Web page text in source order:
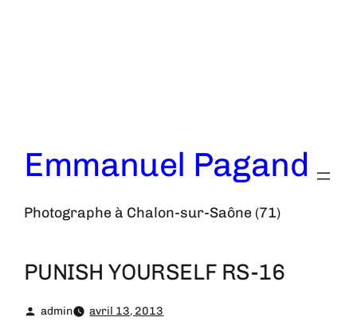
Emmanuel Pagand
Photographe à Chalon-sur-Saône (71)
PUNISH YOURSELF RS-16
admin avril 13, 2013